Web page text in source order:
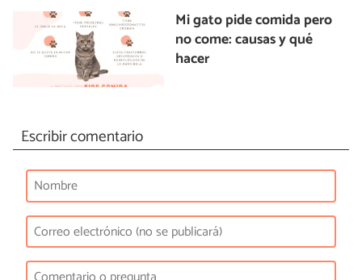
Mi gato pide comida pero
no come: causas y qué
hacer
Escribir comentario